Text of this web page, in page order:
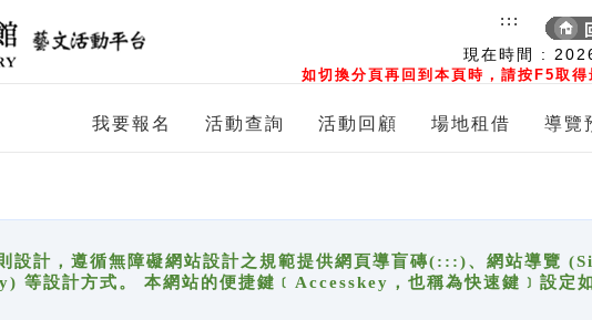
現在時間 :
如切換分頁再回到本頁時，請按F5取
:::
我要報名 活動查詢 活動回顧 場地租借 導覽
設計，遵循無障礙網站設計之規範提供網頁導盲磚(:::)、網站導覽
設計方式。 本網站的便捷鍵﹝Accesskey，也稱為快速鍵﹞設定如